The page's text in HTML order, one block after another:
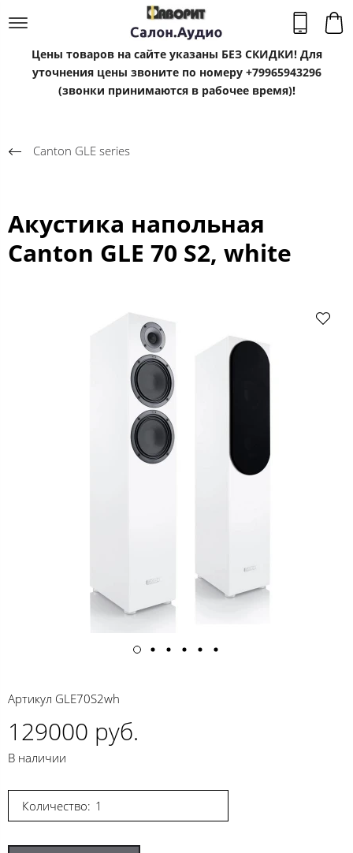
Цены товаров на сайте указаны БЕЗ СКИДКИ! Для
уточнения цены звоните по номеру +79965943296
(звонки принимаются в рабочее время)!
Canton GLE series
Акустика напольная
Canton GLE 70 S2, white
Артикул GLE70S2wh
129000 руб.
В наличии
Количество: